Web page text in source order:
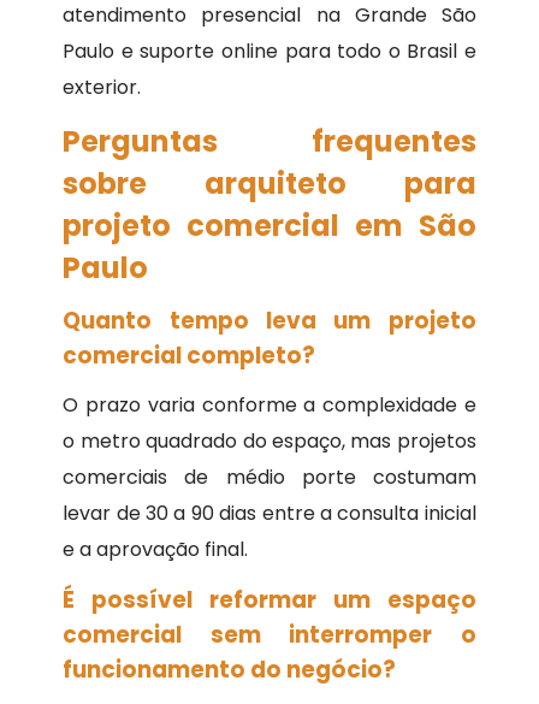
atendimento presencial na Grande São
Paulo e suporte online para todo o Brasil e
exterior.
Perguntas frequentes
sobre arquiteto para
projeto comercial em São
Paulo
Quanto tempo leva um projeto
comercial completo?
O prazo varia conforme a complexidade e
o metro quadrado do espaço, mas projetos
comerciais de médio porte costumam
levar de 30 a 90 dias entre a consulta inicial
e a aprovação final.
É possível reformar um espaço
comercial sem interromper o
funcionamento do negócio?